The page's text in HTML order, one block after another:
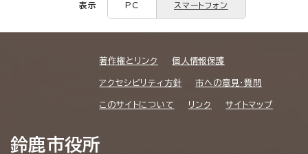
表示 PC スマートフォン
著作権とリンク 個人情報保護
アクセシビリティ方針 市への意見・質問
このサイトについて リンク サイトマップ
鈴鹿市役所